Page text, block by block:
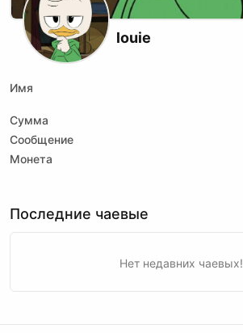
louie
Имя
Сумма
Сообщение
Монета
Последние чаевые
Нет недавних чаевых!